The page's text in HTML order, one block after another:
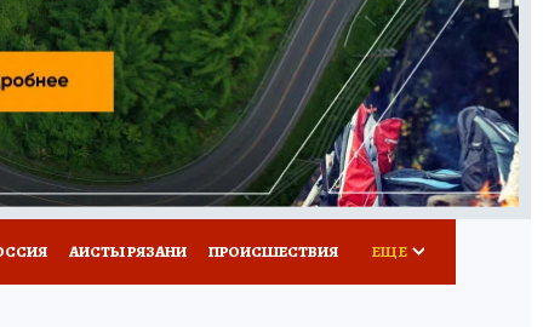
ПОТРЕБИТЕЛЯ ВСЕ О КП
АИСТЫ РЯЗАНИ ПРОИСШЕСТВИЯ ЕЩЕ